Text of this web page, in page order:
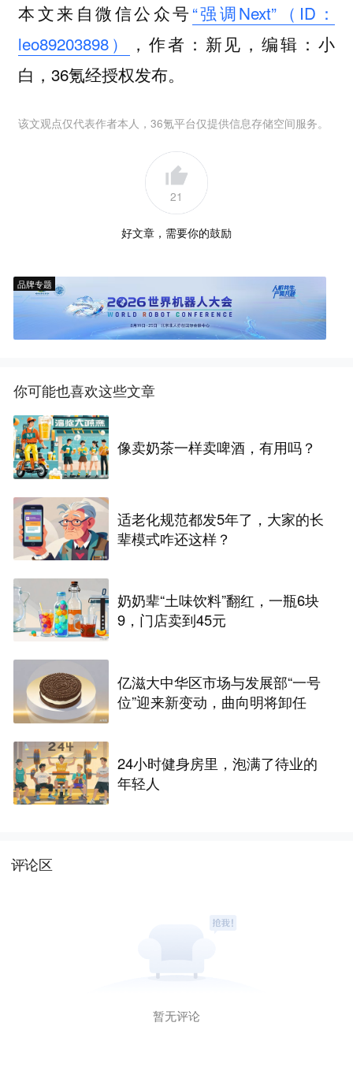
本文来自微信公众号“强调Next”（ID：
leo89203898）
，作者：新见，编辑：小
白，36氪经授权发布。
该文观点仅代表作者本人，36氪平台仅提供信息存储空间服务。
21
好文章，需要你的鼓励
品牌专题
你可能也喜欢这些文章
像卖奶茶一样卖啤酒，有用吗？
适老化规范都发5年了，大家的长
辈模式咋还这样？
奶奶辈“土味饮料”翻红，一瓶6块
9，门店卖到45元
亿滋大中华区市场与发展部“一号
位”迎来新变动，曲向明将卸任
24小时健身房里，泡满了待业的
年轻人
评论区
暂无评论